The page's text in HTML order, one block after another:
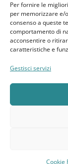
Per fornire le
per memorizzare e/
consenso a queste
comportamento di
acconsentire o
caratteristiche e
Gestisci servizi
Cookie
Disconoscimento
Pagine
Raffrescatori
CLIENTE
Bacheca cliente